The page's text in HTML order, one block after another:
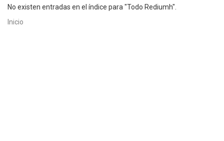
No existen entradas en el índice para "Todo Rediumh".
Inicio